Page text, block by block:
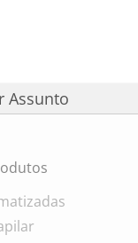
Assunto